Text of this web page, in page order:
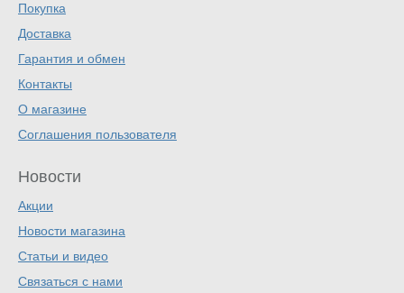
Покупка
Доставка
Гарантия и обмен
Контакты
О магазине
Соглашения пользователя
Новости
Акции
Новости магазина
Статьи и видео
Связаться с нами